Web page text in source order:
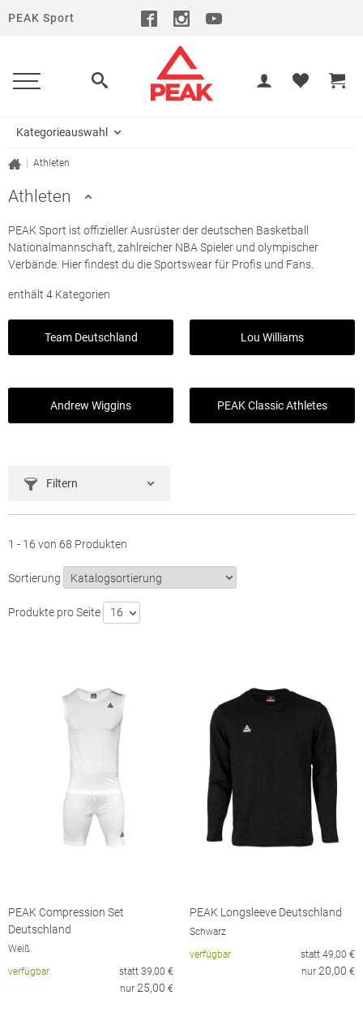
PEAK Sport
Kategorieauswahl
Athleten
Athleten
PEAK Sport ist offizieller Ausrüster der deutschen Basketball
Nationalmannschaft, zahlreicher NBA Spieler und olympischer
Verbände. Hier findest du die Sportswear für Profis und Fans.
enthält 4 Kategorien
Team Deutschland Lou Williams
Andrew Wiggins PEAK Classic Athletes
Filtern
1 - 16 von 68 Produkten
Sortierung
Produkte pro Seite 16
PEAK Compression Set
Deutschland
Weiß
verfügbar
statt 39,00 €
nur 25,00 €
PEAK Longsleeve Deutschland
Schwarz
verfügbar
statt 49,00 €
nur 20,00 €